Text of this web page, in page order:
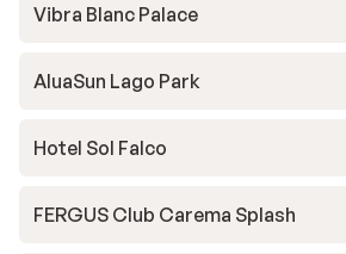
Vibra Blanc Palace
AluaSun Lago Park
Hotel Sol Falco
FERGUS Club Carema Splash